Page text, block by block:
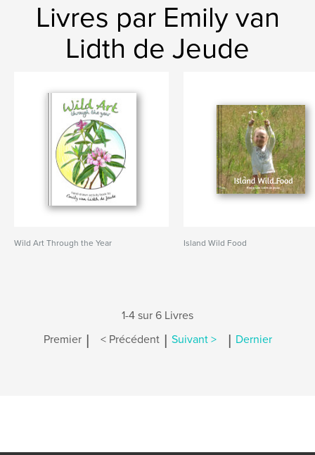
Livres par Emily van
Lidth de Jeude
Wild Art Through the Year Island Wild Food
1-4 sur 6 Livres
Premier | < Précédent | Suivant > | Dernier